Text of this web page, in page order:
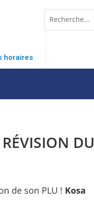
for...
horaires
DU
de son PLU ! Kosa